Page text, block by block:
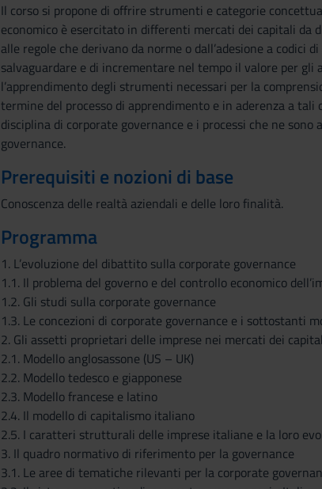
Il corso si propone di offrire strumenti e categorie
economico è esercitato in differenti mercati dei capitali
alle regole che derivano da norme o dall’adesione a codici
salvaguardare e di incrementare nel tempo il valore per
l’apprendimento degli strumenti necessari per la
termine del processo di apprendimento e in aderenza a
disciplina di corporate governance e i processi che ne
governance.
Prerequisiti e nozioni di base
Conoscenza delle realtà aziendali e delle loro finalità.
Programma
1. L’evoluzione del dibattito sulla corporate governance
1.1. Il problema del governo e del controllo economico
1.2. Gli studi sulla corporate governance
1.3. Le concezioni di corporate governance e i sottostanti
2. Gli assetti proprietari delle imprese nei mercati dei
2.1. Modello anglosassone (US – UK)
2.2. Modello tedesco e giapponese
2.3. Modello francese e latino
2.4. Il modello di capitalismo italiano
2.5. I caratteri strutturali delle imprese italiane e la loro
3. Il quadro normativo di riferimento per la governance
3.1. Le aree di tematiche rilevanti per la corporate